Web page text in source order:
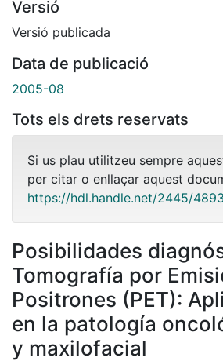
Versió
Versió publicada
Data de publicació
2005-08
Tots els drets reservats
Si us plau utilitzeu sempre
per citar o enllaçar aquest
https://hdl.handle.net/2445/
Posibilidades
Tomografía por
Positrones (PET):
en la patología
y maxilofacial